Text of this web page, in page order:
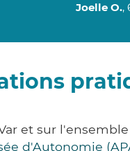
Joelle O.,
et sur
d'Autonomie